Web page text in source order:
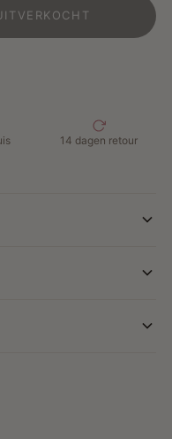
langdurige controle
krimp
wash-and-go's,
en voeden intensief
breuk en voegt glans
het haar tijdens het
14 dagen retour